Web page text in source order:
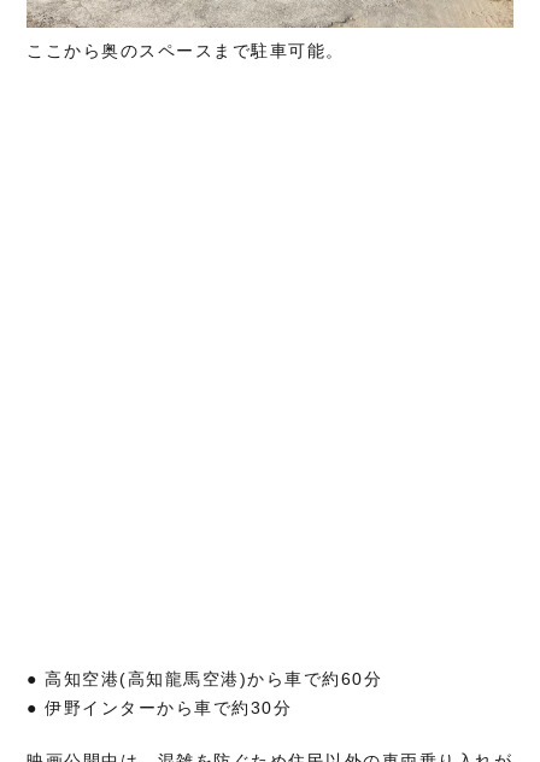
ここから奥のスペースまで駐車可能。
● 高知空港(高知龍馬空港)から車で約60分
● 伊野インターから車で約30分